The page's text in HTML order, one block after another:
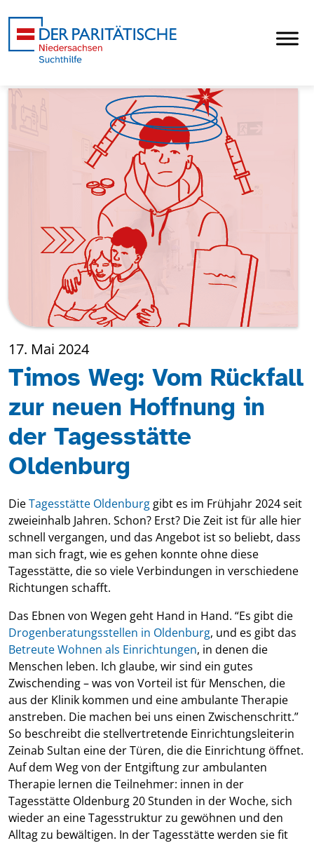
17. Mai 2024
Timos Weg: Vom Rückfall
zur neuen Hoffnung in
der Tagesstätte
Oldenburg
DieTagesstätte Oldenburg gibt es im Frühjahr 2024 seit
zweieinhalb Jahren. Schon? Erst? Die Zeit ist für alle hier
schnell vergangen, und das Angebot ist so beliebt, dass
man sich fragt, wie es gehen konnte ohne diese
Tagesstätte, die so viele Verbindungen in verschiedene
Richtungen schafft.
Das Ebnen von Wegen geht Hand in Hand. “Es gibt die
Drogenberatungsstellen in Oldenburg, und es gibt das
Betreute Wohnen als Einrichtungen, in denen die
Menschen leben. Ich glaube, wir sind ein gutes
Zwischending – was von Vorteil ist für Menschen, die
aus der Klinik kommen und eine ambulante Therapie
anstreben. Die machen bei uns einen Zwischenschritt.”
So beschreibt die stellvertretende Einrichtungsleiterin
Zeinab Sultan eine der Türen, die die Einrichtung öffnet.
Auf dem Weg von der Entgiftung zur ambulanten
Therapie lernen die Teilnehmer: innen in der
Tagesstätte Oldenburg 20 Stunden in der Woche, sich
wieder an eine Tagesstruktur zu gewöhnen und den
Alltag zu bewältigen. In der Tagesstätte werden sie fit